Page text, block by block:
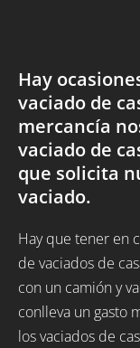
Hay
vaciado de
mercancía
vaciado de
que solicita
vaciado.
Hay que tener en
de vaciados de
con un camión y
conlleva un gasto
los vaciados de